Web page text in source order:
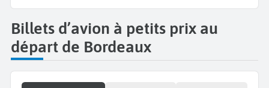
Billets d’avion à petits prix au
départ de Bordeaux